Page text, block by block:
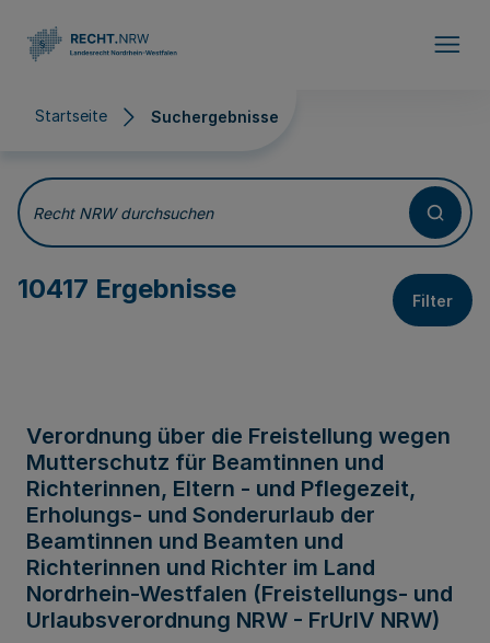
Startseite Suchergebnisse
Suchergebnisse
Recht NRW durchsuchen
10417 Ergebnisse Filter
Verordnung über die Freistellung wegen
Mutterschutz für Beamtinnen und
Richterinnen, Eltern - und Pflegezeit,
Erholungs- und Sonderurlaub der
Beamtinnen und Beamten und
Richterinnen und Richter im Land
Nordrhein-Westfalen (Freistellungs- und
Urlaubsverordnung NRW - FrUrlV NRW)